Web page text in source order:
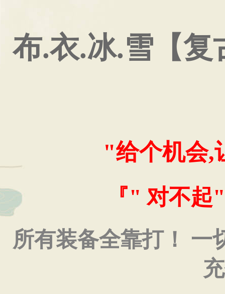
布.衣.冰.雪【
"给个机会,
『" 对不
所有装备全靠打！ 一